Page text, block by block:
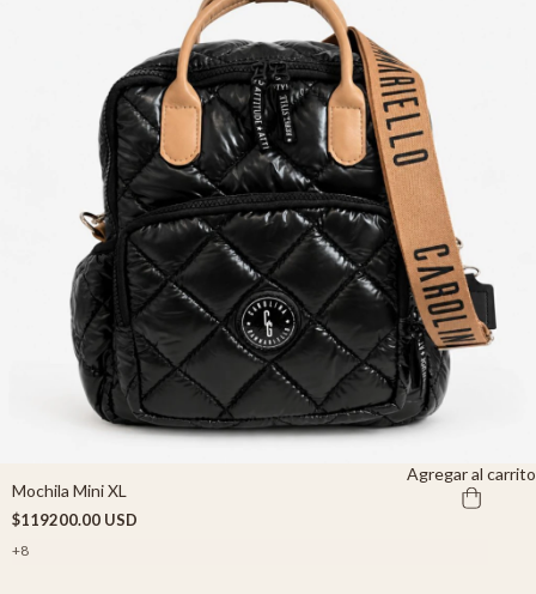
Mochila Mini XL
$119200.00 USD
+8
Agregar al carrito